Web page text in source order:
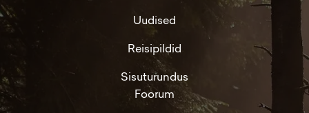
Uudised
Reisipildid
Sisuturundus
Foorum